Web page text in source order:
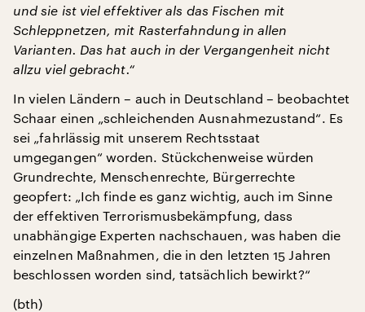
und sie ist viel effektiver als das Fischen mit
Schleppnetzen, mit Rasterfahndung in allen
Varianten. Das hat auch in der Vergangenheit nicht
allzu viel gebracht.“
In vielen Ländern – auch in Deutschland – beobachtet
Schaar einen „schleichenden Ausnahmezustand“. Es
sei „fahrlässig mit unserem Rechtsstaat
umgegangen“ worden. Stückchenweise würden
Grundrechte, Menschenrechte, Bürgerrechte
geopfert: „Ich finde es ganz wichtig, auch im Sinne
der effektiven Terrorismusbekämpfung, dass
unabhängige Experten nachschauen, was haben die
einzelnen Maßnahmen, die in den letzten 15 Jahren
beschlossen worden sind, tatsächlich bewirkt?“
(bth)